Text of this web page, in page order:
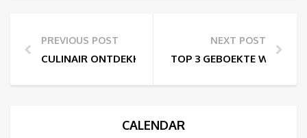
PREVIOUS POST
CULINAIR ONTDEKKEN MET LEUVENINSIDEOUT
NEXT POST
TOP 3 GEBOEKTE
CALENDAR